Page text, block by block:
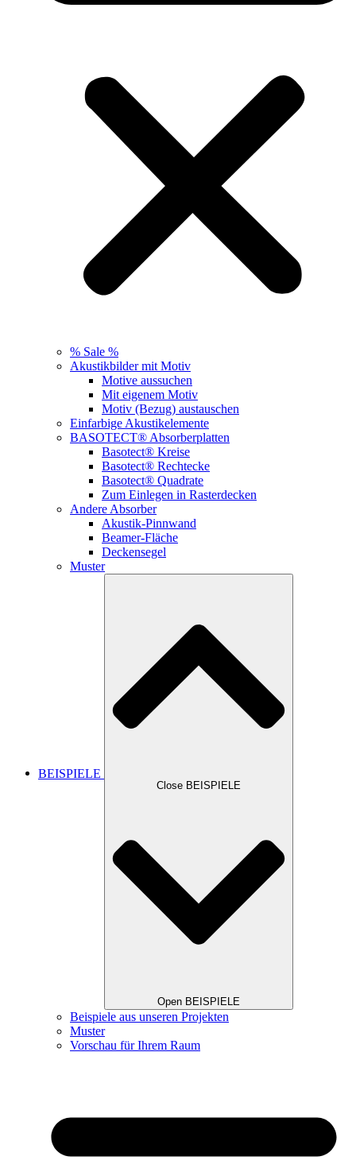
% Sale %
Akustikbilder mit Motiv
Motive aussuchen
Mit eigenem Motiv
Motiv (Bezug) austauschen
Einfarbige Akustikelemente
BASOTECT® Absorberplatten
Basotect® Kreise
Basotect® Rechtecke
Basotect® Quadrate
Zum Einlegen in Rasterdecken
Andere Absorber
Akustik-Pinnwand
Beamer-Fläche
Deckensegel
Muster
BEISPIELE
Close BEISPIELE
Open BEISPIELE
Beispiele aus unseren Projekten
Muster
Vorschau für Ihrem Raum